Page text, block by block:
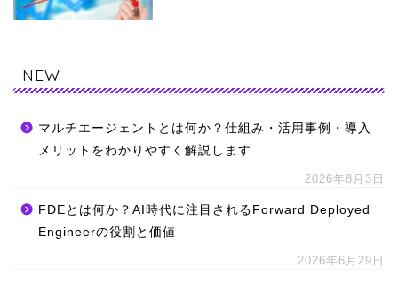
NEW
マルチエージェントとは何か？仕組み・活用事例・導入
メリットをわかりやすく解説します
2026年8月3日
FDEとは何か？AI時代に注目されるForward Deployed
Engineerの役割と価値
2026年6月29日